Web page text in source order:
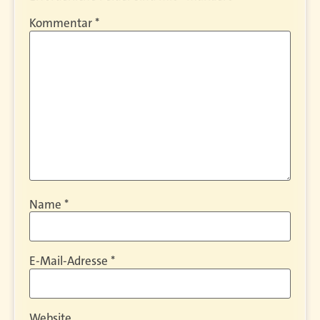
Kommentar*
Name *
E-Mail-Adresse *